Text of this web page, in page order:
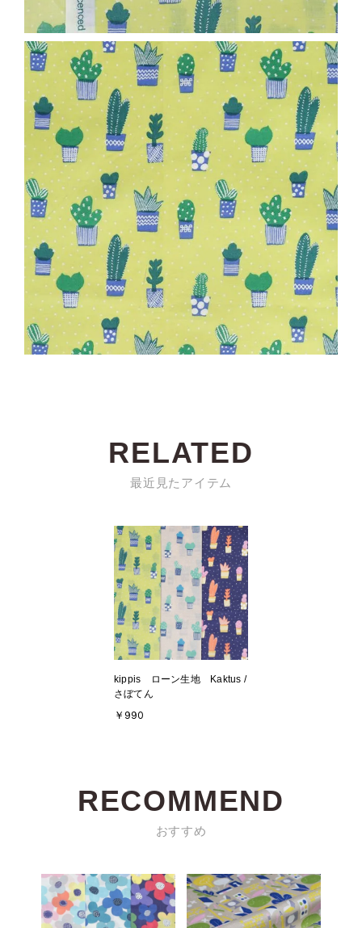
RELATED
最近見たアイテム
kippis ローン生地 Kaktus /
さぼてん
￥990
RECOMMEND
おすすめ